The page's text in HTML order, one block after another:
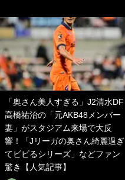
「奥さん美人すぎる」J2清水DF
高橋祐治の「元AKB48メンバー
妻」がスタジアム来場で大反
響！「Jリーガの奥さん綺麗過ぎ
てビビるシリーズ」などファン
驚き【人気記事】